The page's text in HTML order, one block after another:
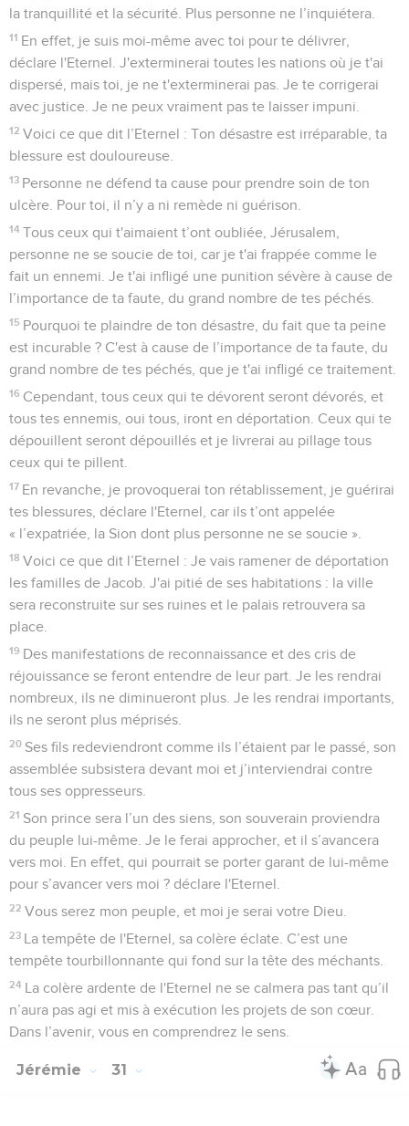
la tranquillité et la sécurité. Plus personne ne l’inquiétera.
11 En effet, je suis moi-même avec toi pour te délivrer,
déclare l'Eternel. J'exterminerai toutes les nations où je t'ai
dispersé, mais toi, je ne t'exterminerai pas. Je te corrigerai
avec justice. Je ne peux vraiment pas te laisser impuni.
12 Voici ce que dit l’Eternel : Ton désastre est irréparable, ta
blessure est douloureuse.
13 Personne ne défend ta cause pour prendre soin de ton
ulcère. Pour toi, il n’y a ni remède ni guérison.
14 Tous ceux qui t'aimaient t’ont oubliée, Jérusalem,
personne ne se soucie de toi, car je t'ai frappée comme le
fait un ennemi. Je t'ai infligé une punition sévère à cause de
l’importance de ta faute, du grand nombre de tes péchés.
15 Pourquoi te plaindre de ton désastre, du fait que ta peine
est incurable ? C'est à cause de l’importance de ta faute, du
grand nombre de tes péchés, que je t'ai infligé ce traitement.
16 Cependant, tous ceux qui te dévorent seront dévorés, et
tous tes ennemis, oui tous, iront en déportation. Ceux qui te
dépouillent seront dépouillés et je livrerai au pillage tous
ceux qui te pillent.
17 En revanche, je provoquerai ton rétablissement, je guérirai
tes blessures, déclare l'Eternel, car ils t’ont appelée
« l’expatriée, la Sion dont plus personne ne se soucie ».
18 Voici ce que dit l’Eternel : Je vais ramener de déportation
les familles de Jacob. J'ai pitié de ses habitations : la ville
sera reconstruite sur ses ruines et le palais retrouvera sa
place.
19 Des manifestations de reconnaissance et des cris de
réjouissance se feront entendre de leur part. Je les rendrai
nombreux, ils ne diminueront plus. Je les rendrai importants,
ils ne seront plus méprisés.
20 Ses fils redeviendront comme ils l’étaient par le passé, son
assemblée subsistera devant moi et j’interviendrai contre
tous ses oppresseurs.
21 Son prince sera l’un des siens, son souverain proviendra
du peuple lui-même. Je le ferai approcher, et il s’avancera
vers moi. En effet, qui pourrait se porter garant de lui-même
pour s’avancer vers moi ? déclare l'Eternel.
22 Vous serez mon peuple, et moi je serai votre Dieu.
23 La tempête de l'Eternel, sa colère éclate. C’est une
tempête tourbillonnante qui fond sur la tête des méchants.
24 La colère ardente de l'Eternel ne se calmera pas tant qu’il
n’aura pas agi et mis à exécution les projets de son cœur.
Dans l’avenir, vous en comprendrez le sens.
Jérémie 31